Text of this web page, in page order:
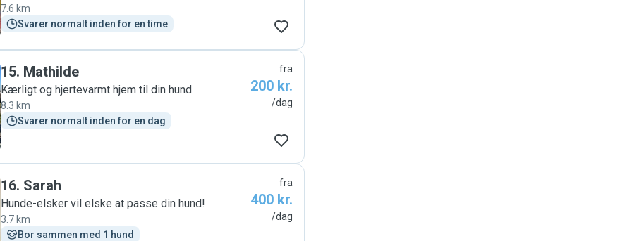
7.6 km
Svarer normalt inden for en time
15. Mathilde
Kærligt og hjertevarmt hjem til din hund
8.3 km
Svarer normalt inden for en dag
fra
200 kr.
/dag
16. Sarah
Hunde-elsker vil elske at passe din hund!
3.7 km
Bor sammen med 1 hund
fra
400 kr.
/dag